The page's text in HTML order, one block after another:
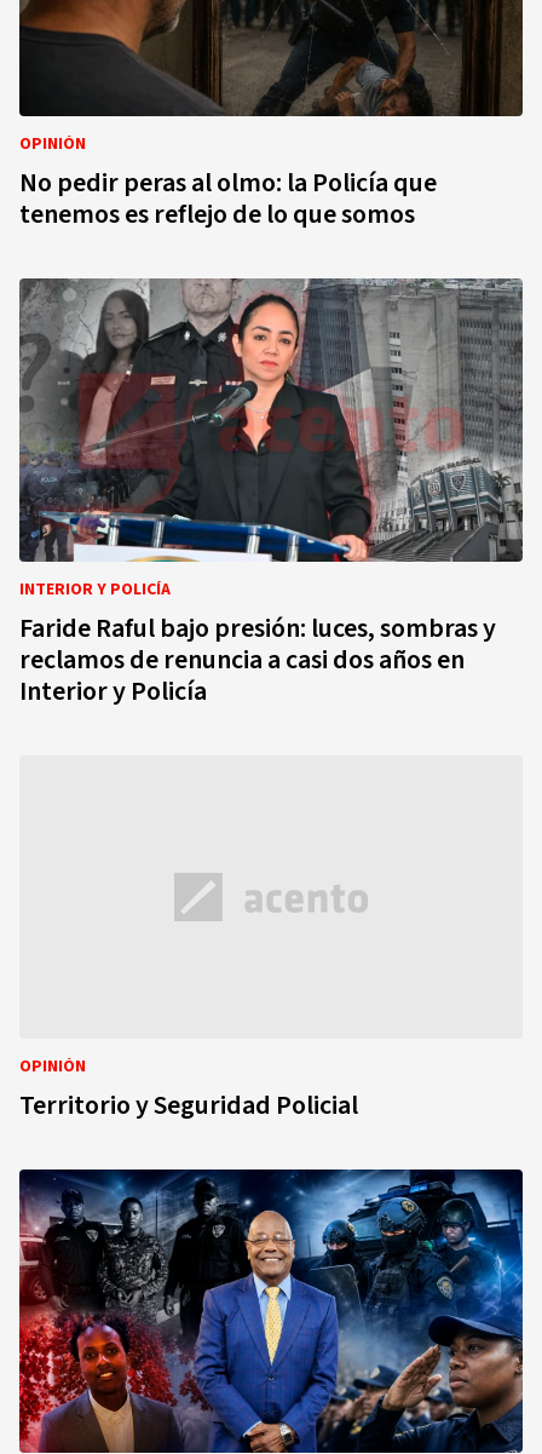
OPINIÓN
No pedir peras al olmo: la Policía que
tenemos es reflejo de lo que somos
INTERIOR Y POLICÍA
Faride Raful bajo presión: luces, sombras y
reclamos de renuncia a casi dos años en
Interior y Policía
OPINIÓN
Territorio y Seguridad Policial